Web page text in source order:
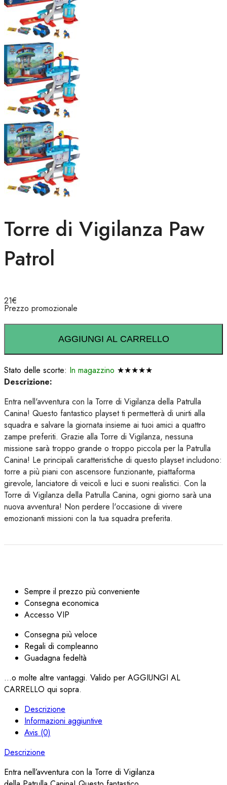
Torre di Vigilanza Paw
Patrol
21€
Prezzo promozionale
AGGIUNGI AL CARRELLO
Stato delle scorte: In magazzino ★★★★★
Descrizione:
Entra nell'avventura con la Torre di Vigilanza della Patrulla
Canina! Questo fantastico playset ti permetterà di unirti alla
squadra e salvare la giornata insieme ai tuoi amici a quattro
zampe preferiti. Grazie alla Torre di Vigilanza, nessuna
missione sarà troppo grande o troppo piccola per la Patrulla
Canina! Le principali caratteristiche di questo playset includono:
torre a più piani con ascensore funzionante, piattaforma
girevole, lanciatore di veicoli e luci e suoni realistici. Con la
Torre di Vigilanza della Patrulla Canina, ogni giorno sarà una
nuova avventura! Non perdere l'occasione di vivere
emozionanti missioni con la tua squadra preferita.
Sempre il prezzo più conveniente
Consegna economica
Accesso VIP
Consegna più veloce
Regali di compleanno
Guadagna fedeltà
...o molte altre vantaggi. Valido per AGGIUNGI AL
CARRELLO qui sopra.
Descrizione
Informazioni aggiuntive
Avis (0)
Descrizione
Entra nell’avventura con la Torre di Vigilanza